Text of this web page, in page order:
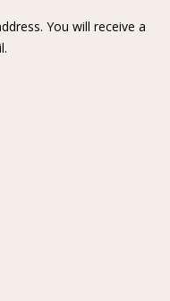
You will receive a